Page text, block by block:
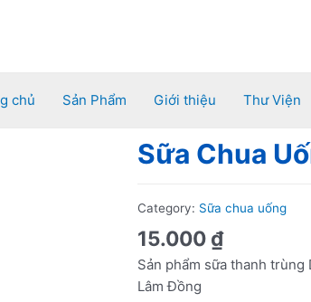
chủ Sản Phẩm Giới thiệu Thư Viện
Sữa Chua
Category: Sữa chua uống
15.000 ₫
Sản phẩm sữa thanh
Lâm Đồng
Sữa
Chua
Dalatmilk
Dâu
Tây
200ml